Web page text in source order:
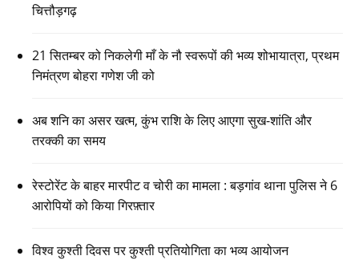
चित्तौड़गढ़
21 सितम्बर को निकलेगी माँ के नौ स्वरूपों की भव्य शोभायात्रा, प्रथम
निमंत्रण बोहरा गणेश जी को
अब शनि का असर खत्म, कुंभ राशि के लिए आएगा सुख-शांति और
तरक्की का समय
रेस्टोरेंट के बाहर मारपीट व चोरी का मामला : बड़गांव थाना पुलिस ने 6
आरोपियों को किया गिरफ़्तार
विश्व कुश्ती दिवस पर कुश्ती प्रतियोगिता का भव्य आयोजन